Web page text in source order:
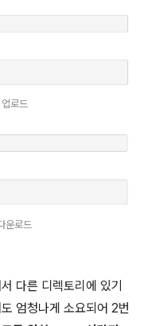
로드
운로드
다른 디렉토리에 있기
엄청나게 소요되어 2번